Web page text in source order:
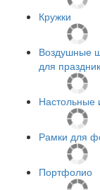
Кружки
Воздушные
для
Настольные
Рамки для
Портфолио